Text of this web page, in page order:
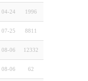
04-24 1996
07-25 8811
08-06 12332
08-06 62